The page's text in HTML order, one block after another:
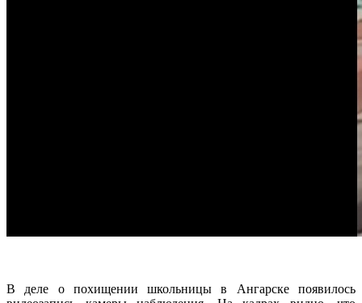
В деле о похищении школьницы в Ангарске появилось